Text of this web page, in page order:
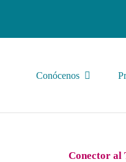
Conócenos
Conector al